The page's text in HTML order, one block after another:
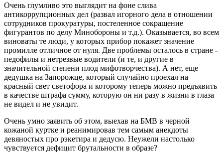
Очень глумливо это выглядит на фоне слива
антикоррупционных дел (развал игорного дела в отношении
сотрудников прокуратуры, постеленное сокращение
фигурантов по делу Минобороны и т.д.). Оказывается, во всем
виноваты те люди, у которых прибор покажет значение
промилле отличное от нуля. Две проблемы осталось в стране -
педофилы и нетрезвые водители (и те, и другие в
значительной степени плод мифотворчества). А нет, еще
дедушка на Запорожце, который случайно проехал на
красный свет светофора и которому теперь можно предъявить
в качестве штрафа сумму, которую он ни разу в жизни в глаза
не видел и не увидит.
Очень умно заявить об этом, выехав на БМВ в черной
кожаной куртке и реанимировав тем самым анекдоты
девяностых про рэкетира и дедусю. Неужели настолько
чувствуется дефицит брутальности в образе?